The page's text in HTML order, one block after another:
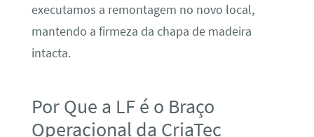
executamos a remontagem no novo local,
mantendo a firmeza da chapa de madeira
intacta.
Por Que a LF é o Braço
Operacional da CriaTec